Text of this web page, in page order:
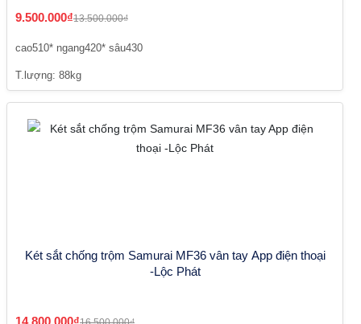
9.500.000₫13.500.000₫
cao510* ngang420* sâu430
T.lượng: 88kg
Két sắt chống trộm Samurai MF36 vân tay App điện thoại
-Lộc Phát
14.800.000₫